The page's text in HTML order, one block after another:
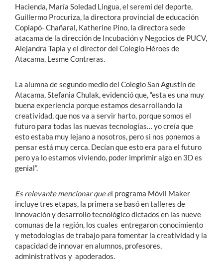
Hacienda, María Soledad Lingua, el seremi del deporte,
Guillermo Procuriza, la directora provincial de educación
Copiapó- Chañaral, Katherine Pino, la directora sede
atacama de la dirección de Incubación y Negocios de PUCV,
Alejandra Tapia y el director del Colegio Héroes de
Atacama, Lesme Contreras.
La alumna de segundo medio del Colegio San Agustín de
Atacama, Stefania Chulak, evidenció que, “esta es una muy
buena experiencia porque estamos desarrollando la
creatividad, que nos va a servir harto, porque somos el
futuro para todas las nuevas tecnologías… yo creía que
esto estaba muy lejano a nosotros, pero si nos ponemos a
pensar está muy cerca. Decían que esto era para el futuro
pero ya lo estamos viviendo, poder imprimir algo en 3D es
genial”.
Es relevante mencionar que el programa Móvil Maker
incluye tres etapas, la primera se basó en talleres de
innovación y desarrollo tecnológico dictados en las nueve
comunas de la región, los cuales entregaron conocimiento
y metodologías de trabajo para fomentar la creatividad y la
capacidad de innovar en alumnos, profesores,
administrativos y apoderados.